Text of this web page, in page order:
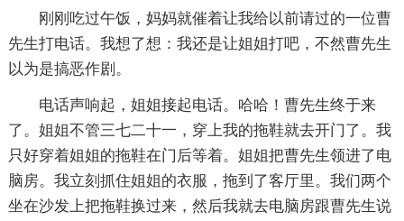
刚刚吃过午饭，妈妈就催着让我给以前请过的一位曹
先生打电话。我想了想：我还是让姐姐打吧，不然曹先生
以为是搞恶作剧。
电话声响起，姐姐接起电话。哈哈！曹先生终于来
了。姐姐不管三七二十一，穿上我的拖鞋就去开门了。我
只好穿着姐姐的拖鞋在门后等着。姐姐把曹先生领进了电
脑房。我立刻抓住姐姐的衣服，拖到了客厅里。我们两个
坐在沙发上把拖鞋换过来，然后我就去电脑房跟曹先生说